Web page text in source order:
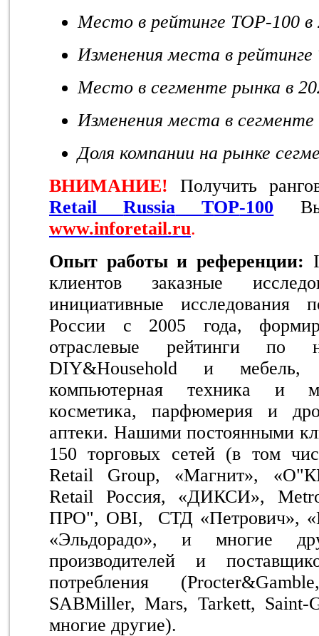
Место в рейтинге TOP-100 в
Изменения места в рейтинге
Место в сегменте рынка в
Изменения места в сегменте
Доля компании на рынке
ВНИМАНИЕ!
Получить
Retail
Russia ТOP-100
www.inforetail.ru.
Опыт работы и референции:
клиентов заказные
инициативные исследования
России c 2005 года,
отраслевые рейтинги по
DIY&Household и
компьютерная техника и
косметика, парфюмерия и
аптеки. Нашими постоянными
150 торговых сетей (в том
Retail Group, «Магнит»,
Retail Россия, «ДИКСИ»,
ПРО", OBI, СТД «Петрович»,
«Эльдорадо», и многие
производителей и
потребления
SABMiller, Mars, Tarkett,
многие другие).